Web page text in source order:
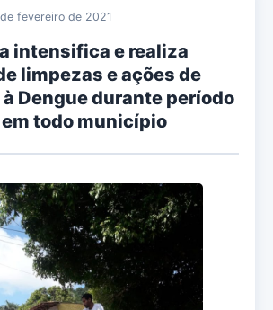
fevereiro de 2021
intensifica e realiza
limpezas e ações de
Dengue durante período
todo município